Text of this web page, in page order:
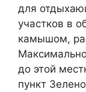
для
участков в
камышом,
до этой
пункт